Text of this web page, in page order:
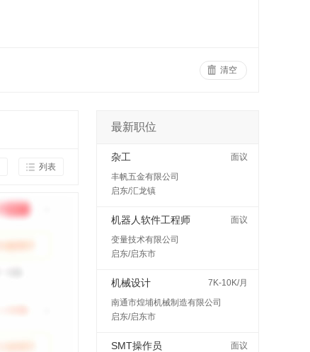
清空
列表
最新职位
杂工
面议
丰帆五金有限公司
启东/汇龙镇
机器人软件工程师
面议
变量技术有限公司
启东/启东市
机械设计
7K-10K/月
南通市煌埔机械制造有限公司
启东/启东市
SMT操作员
面议